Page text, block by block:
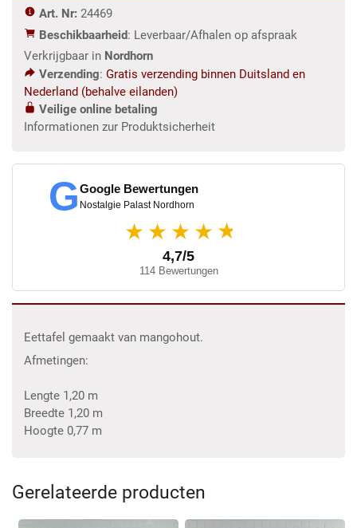
aantal
Art. Nr: 24469
Beschikbaarheid: Leverbaar/Afhalen op afspraak
Verkrijgbaar in Nordhorn
Verzending: Gratis verzending binnen Duitsland en
Nederland (behalve eilanden)
Veilige online betaling
Informationen zur Produktsicherheit
GGoogle Bewertungen
Nostalgie Palast Nordhorn
★★★★ ★
4,7/5
114 Bewertungen
Eettafel gemaakt van mangohout.
Afmetingen:
Lengte 1,20 m
Breedte 1,20 m
Hoogte 0,77 m
Gerelateerde producten